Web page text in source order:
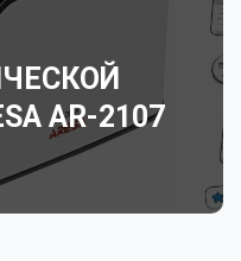
AR-2107